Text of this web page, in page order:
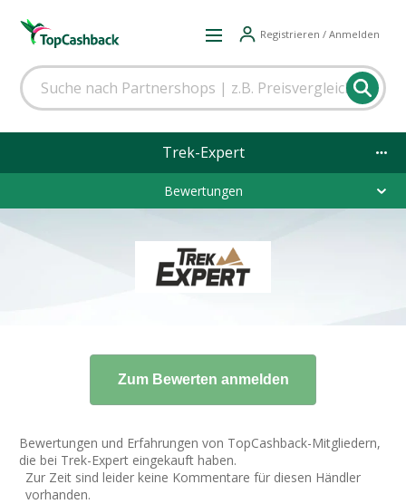
Registrieren / Anmelden
Trek-Expert
Bewertungen
Bewertungen und Erfahrungen von TopCashback-Mitgliedern,
die bei Trek-Expert eingekauft haben.
Zur Zeit sind leider keine Kommentare für diesen Händler
vorhanden.